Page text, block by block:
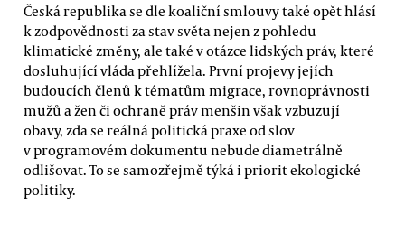
Česká republika se dle koaliční smlouvy také opět hlásí
k zodpovědnosti za stav světa nejen z pohledu
klimatické změny, ale také v otázce lidských práv, které
dosluhující vláda přehlížela. První projevy jejích
budoucích členů k tématům migrace, rovnoprávnosti
mužů a žen či ochraně práv menšin však vzbuzují
obavy, zda se reálná politická praxe od slov
v programovém dokumentu nebude diametrálně
odlišovat. To se samozřejmě týká i priorit ekologické
politiky.